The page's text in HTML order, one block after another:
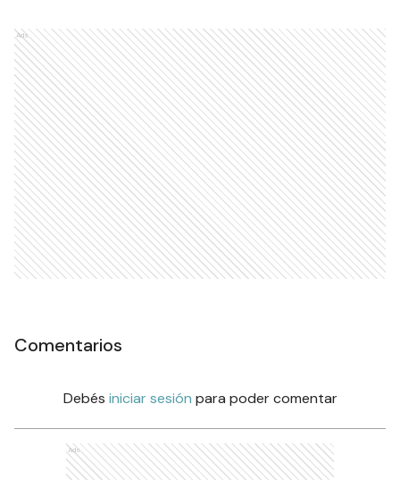
Ads
Comentarios
Debés iniciar sesión para poder comentar
Ads